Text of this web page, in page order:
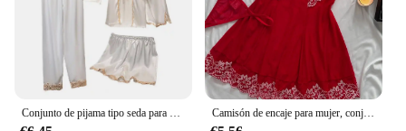
Conjunto de pijama tipo seda para mujer, ropa de dormir elegante de encaje satinado con cintura con cordones, sedosa, cómoda, 5 piezas Camisón de encaje para mujer, conjunto de ropa de noche Sexy, jersey de malla fina con tirantes